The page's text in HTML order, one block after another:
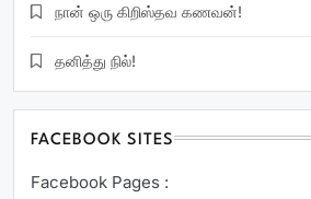
நான் ஒரு கிறிஸ்தவ கணவன்!
தனித்து நில்!
FACEBOOK SITES
Facebook Pages :